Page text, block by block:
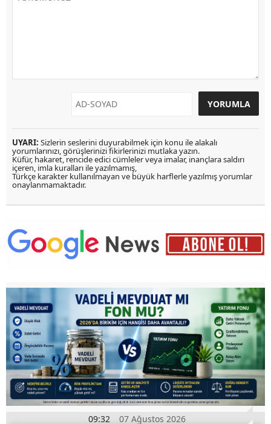
UYARI: Sizlerin seslerini duyurabilmek için konu ile alakalı
yorumlarınızı, görüşlerinizi fikirlerinizi mutlaka yazın.
Küfür, hakaret, rencide edici cümleler veya imalar, inançlara saldırı
içeren, imla kuralları ile yazılmamış,
Türkçe karakter kullanılmayan ve büyük harflerle yazılmış yorumlar
onaylanmamaktadır.
09:32 07 Ağustos 2026